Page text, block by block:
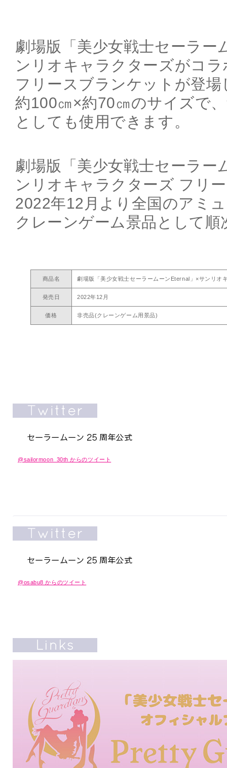
劇場版「美少女戦士セーラー
ンリオキャラクターズがコ
フリースブランケットが登場
約100㎝×約70㎝のサイズで
としても使用できます。
劇場版「美少女戦士セーラー
ンリオキャラクターズ フリ
2022年12月より全国のアミ
クレーンゲーム景品として順
商品名 劇場版「美少女戦士セーラームーンEternal」×サンリオ
発売日 2022年12月
価格 非売品(クレーンゲーム用景品)
@sailormoon_30th からのツイート
@osabu8 からのツイート